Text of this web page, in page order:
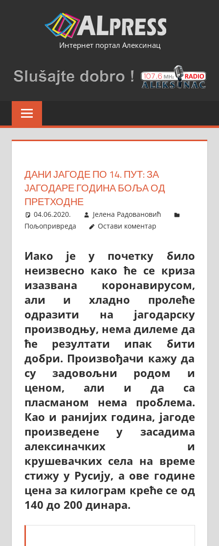
Интернет портал Алексинац
ДАНИ ЈАГОДЕ ПО 14. ПУТ: ЗА
ЈАГОДАРЕ ГОДИНА БОЉА ОД
ПРЕТХОДНЕ
04.06.2020.
Јелена Радовановић
Пољопривреда
Остави коментар
Иако је у почетку било
неизвесно како ће се криза
изазвана коронавирусом,
али и хладно пролеће
одразити на јагодарску
производњу, нема дилеме да
ће резултати ипак бити
добри. Произвођачи кажу да
су задовољни родом и
ценом, али и да са
пласманом нема проблема.
Као и ранијих година, јагоде
произведене у засадима
алексиначких и
крушевачких села на време
стижу у Русију, а ове године
цена за килограм креће се од
140 до 200 динара.